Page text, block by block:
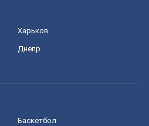
Харьков
Днепр
Баскетбол